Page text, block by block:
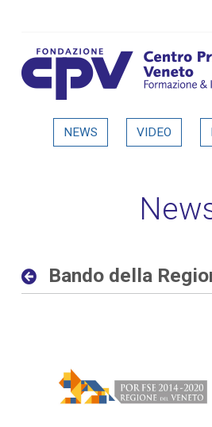
Bando della
imprese -
NEWS VIDEO